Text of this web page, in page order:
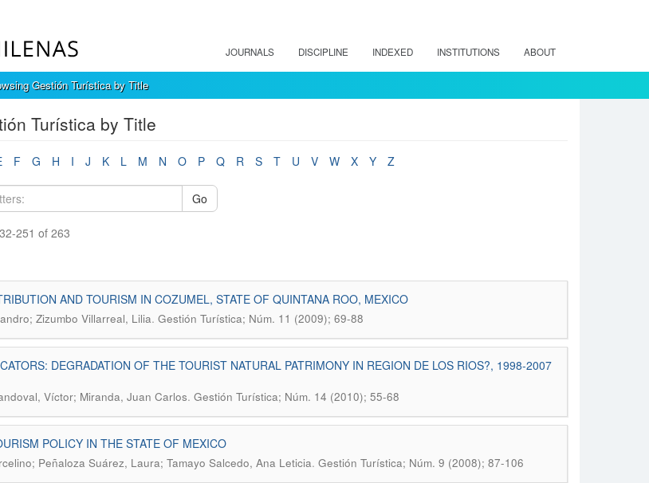
JOURNALS DISCIPLINE INDEXED INSTITUTIONS ABOUT
Gestión Turística by Title
Turística by Title
F G H I J K L M N O P Q R S T U V W X Y Z
Go
251 of 263
AND TOURISM IN COZUMEL, STATE OF QUINTANA ROO, MEXICO
Zizumbo Villarreal, Lilia. Gestión Turística; Núm. 11 (2009); 69-88
DEGRADATION OF THE TOURIST NATURAL PATRIMONY IN REGION DE LOS RIOS?, 1998-2007
Víctor; Miranda, Juan Carlos. Gestión Turística; Núm. 14 (2010); 55-68
POLICY IN THE STATE OF MEXICO
Peñaloza Suárez, Laura; Tamayo Salcedo, Ana Leticia. Gestión Turística; Núm. 9 (2008); 87-106